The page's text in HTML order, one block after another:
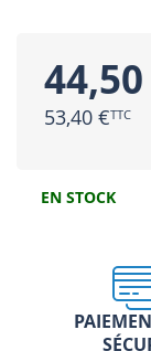
53,40 €
EN STOCK